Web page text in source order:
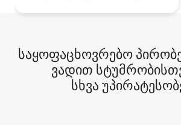
საყოფაცხოვრებო
ვადით
სხვა